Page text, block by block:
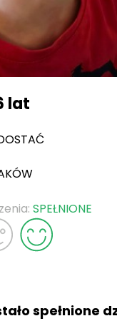
lat
SPEŁNIONE
spełnione